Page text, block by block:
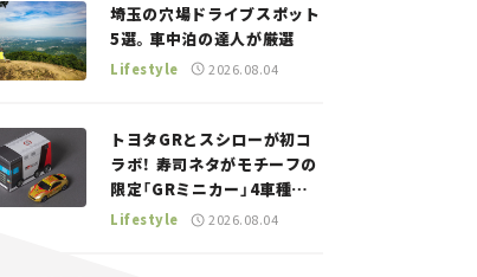
埼玉の穴場ドライブスポット
5選。車中泊の達人が厳選
Lifestyle 2026.08.04
トヨタGRとスシローが初コ
ラボ！ 寿司ネタがモチーフの
限定「GRミニカー」4車種が
登場。入手方法は？【クルマ
Lifestyle 2026.08.04